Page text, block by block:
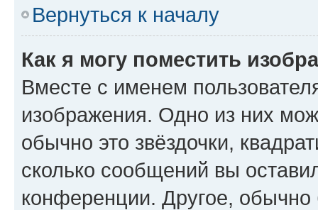
Вернуться к началу
Как я могу поместить
Вместе с именем
изображения. Одно из них
обычно это звёздочки,
сколько сообщений вы
конференции. Другое,